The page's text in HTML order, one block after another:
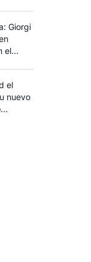
Giorgi
el
el
nuevo